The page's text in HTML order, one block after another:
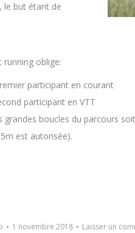
le but étant de
oblige:
participant en courant
participant en VTT
boucles du parcours
est autorisée).
1 novembre 2018 Laisser un